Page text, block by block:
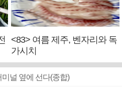
<83> 여름 제주, 벤자리와 독
가시치
널 옆에 선다(종합)